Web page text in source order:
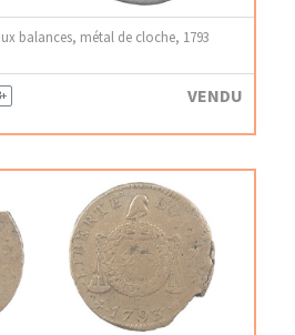
balances, métal de cloche, 1793
VENDU